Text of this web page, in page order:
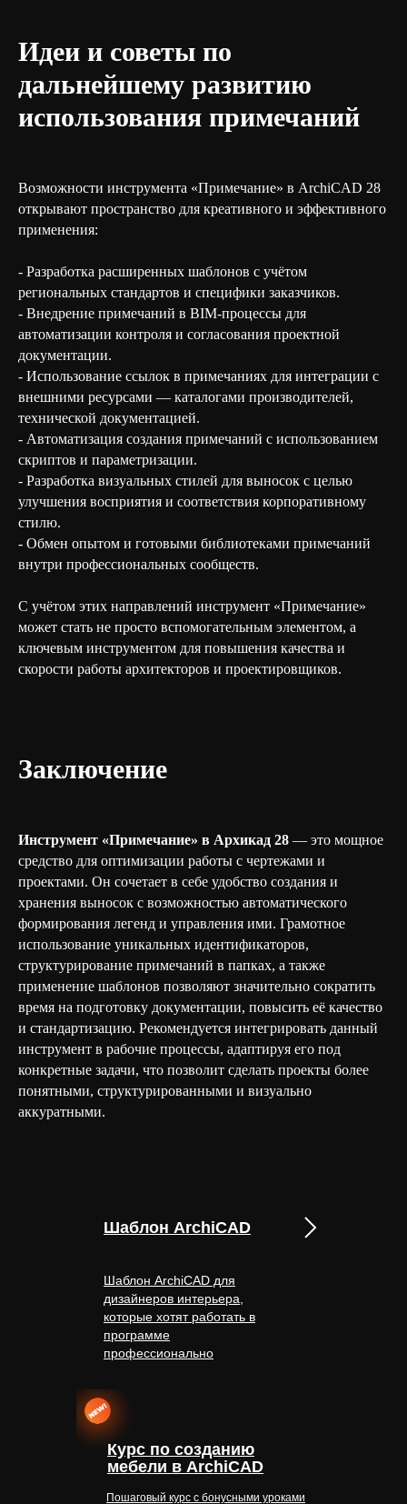
Идеи и советы по
дальнейшему развитию
использования примечаний
Возможности инструмента «Примечание» в ArchiCAD 28
открывают пространство для креативного и эффективного
применения:
- Разработка расширенных шаблонов с учётом
региональных стандартов и специфики заказчиков.
- Внедрение примечаний в BIM-процессы для
автоматизации контроля и согласования проектной
документации.
- Использование ссылок в примечаниях для интеграции с
внешними ресурсами — каталогами производителей,
технической документацией.
- Автоматизация создания примечаний с использованием
скриптов и параметризации.
- Разработка визуальных стилей для выносок с целью
улучшения восприятия и соответствия корпоративному
стилю.
- Обмен опытом и готовыми библиотеками примечаний
внутри профессиональных сообществ.
С учётом этих направлений инструмент «Примечание»
может стать не просто вспомогательным элементом, а
ключевым инструментом для повышения качества и
скорости работы архитекторов и проектировщиков.
Заключение
Инструмент «Примечание» в Архикад 28 — это мощное
средство для оптимизации работы с чертежами и
проектами. Он сочетает в себе удобство создания и
хранения выносок с возможностью автоматического
формирования легенд и управления ими. Грамотное
использование уникальных идентификаторов,
структурирование примечаний в папках, а также
применение шаблонов позволяют значительно сократить
время на подготовку документации, повысить её качество
и стандартизацию. Рекомендуется интегрировать данный
инструмент в рабочие процессы, адаптируя его под
конкретные задачи, что позволит сделать проекты более
понятными, структурированными и визуально
аккуратными.
Шаблон ArchiCAD
Курс по созданию
мебели в ArchiCAD
Пошаговый курс с бонусными уроками
Шаблон ArchiCAD для
дизайнеров интерьера,
которые хотят работать в
программе
профессионально